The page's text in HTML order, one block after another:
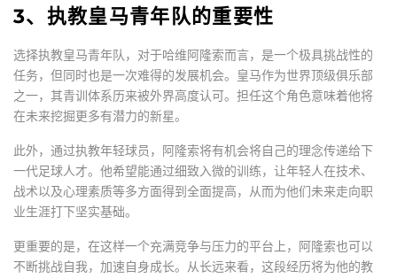
3、执教皇马青年队的重要性
选择执教皇马青年队，对于哈维阿隆索而言，是一个极具挑战性的
任务，但同时也是一次难得的发展机会。皇马作为世界顶级俱乐部
之一，其青训体系历来被外界高度认可。担任这个角色意味着他将
在未来挖掘更多有潜力的新星。
此外，通过执教年轻球员，阿隆索将有机会将自己的理念传递给下
一代足球人才。他希望能通过细致入微的训练，让年轻人在技术、
战术以及心理素质等多方面得到全面提高，从而为他们未来走向职
业生涯打下坚实基础。
更重要的是，在这样一个充满竞争与压力的平台上，阿隆索也可以
不断挑战自我，加速自身成长。从长远来看，这段经历将为他的教